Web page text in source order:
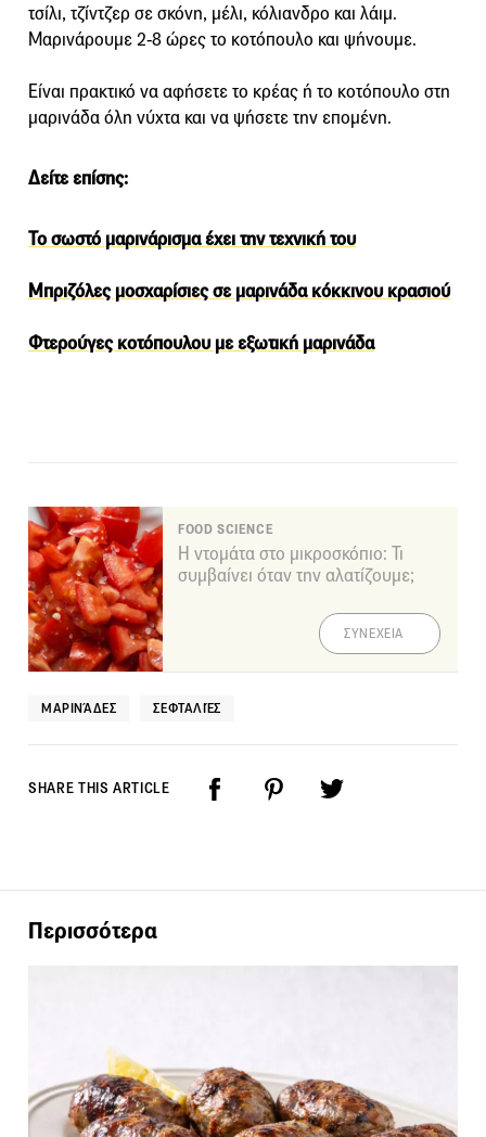
τσίλι, τζίντζερ σε σκόνη, μέλι, κόλιανδρο και λάιμ.
Μαρινάρουμε 2-8 ώρες το κοτόπουλο και ψήνουμε.
Είναι πρακτικό να αφήσετε το κρέας ή το κοτόπουλο στη
μαρινάδα όλη νύχτα και να ψήσετε την επομένη.
Δείτε επίσης:
Το σωστό μαρινάρισμα έχει την τεχνική του
Μπριζόλες μοσχαρίσιες σε μαρινάδα κόκκινου κρασιού
Φτερούγες κοτόπουλου με εξωτική μαρινάδα
FOOD SCIENCE
Η ντομάτα στο μικροσκόπιο: Τι
συμβαίνει όταν την αλατίζουμε;
ΣΥΝΕΧΕΙΑ
ΜΑΡΙΝΆΔΕΣ ΣΕΦΤΑΛΙΈΣ
SHARE THIS ARTICLE
Περισσότερα